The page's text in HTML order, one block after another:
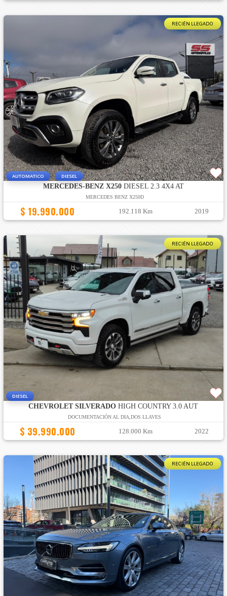
RECIÉN LLEGADO
AUTOMATICO DIESEL
MERCEDES-BENZ X250DIESEL 2.3 4X4 AT
MERCEDES BENZ X250D
$ 19.990.000 192.118 Km 2019
RECIÉN LLEGADO
DIESEL
CHEVROLET SILVERADO HIGH COUNTRY 3.0 AUT
DOCUMENTACIÓN AL DIA,DOS LLAVES
$ 39.990.000 128.000 Km 2022
RECIÉN LLEGADO